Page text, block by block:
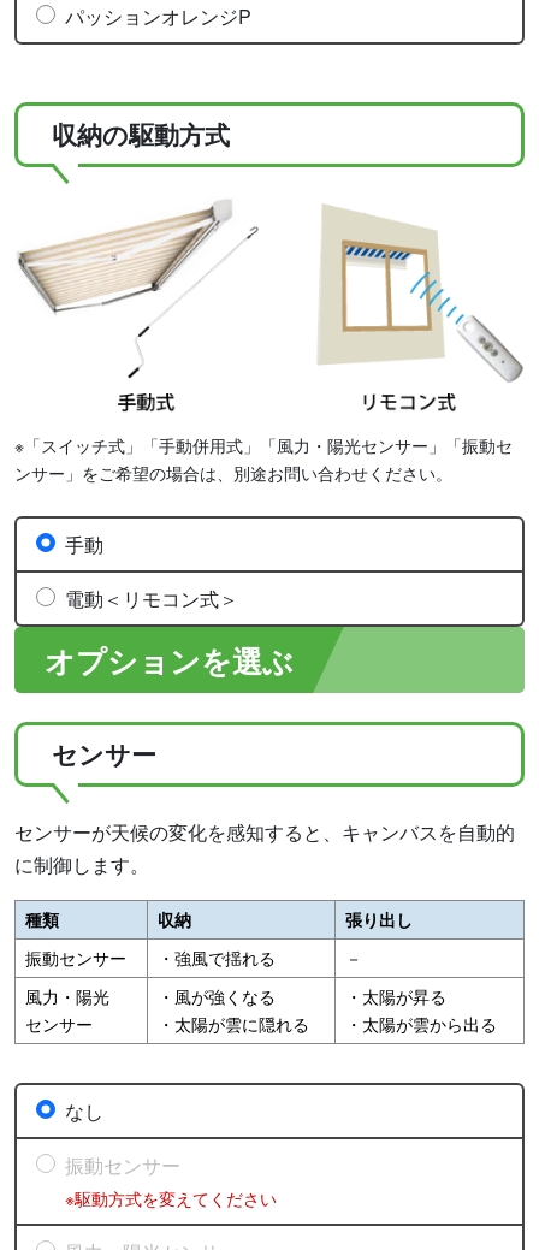
パッションオレンジP
収納の駆動方式
※「スイッチ式」「手動併用式」「風力・陽光センサー」「振動セ
ンサー」をご希望の場合は、別途お問い合わせください。
手動
電動＜リモコン式＞
オプションを選ぶ
センサー
センサーが天候の変化を感知すると、キャンバスを自動的
に制御します。
種類 収納
張り出し
振動センサー
・強風で揺れる
－
風力・陽光
センサー
・風が強くなる
・太陽が雲に隠れる
・太陽が昇る
・太陽が雲から出る
なし
振動センサー
※駆動方式を変えてください